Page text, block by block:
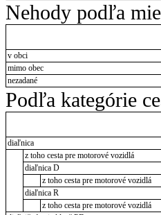
Nehody podľa
v obci
mimo obec
nezadané
Podľa kategórie
diaľnica
z toho cesta pre motorové vozidlá
diaľnica D
z toho cesta pre motorové vozidlá
diaľnica R
z toho cesta pre motorové vozidlá